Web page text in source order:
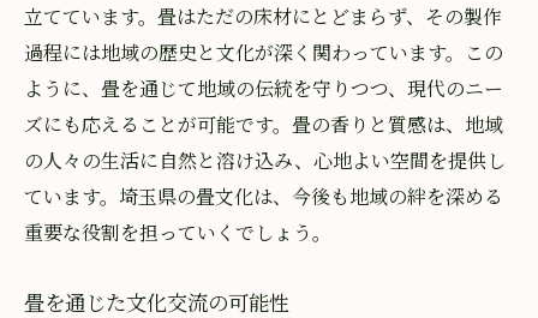
立てています。畳はただの床材にとどまらず、その製作
過程には地域の歴史と文化が深く関わっています。この
ように、畳を通じて地域の伝統を守りつつ、現代のニー
ズにも応えることが可能です。畳の香りと質感は、地域
の人々の生活に自然と溶け込み、心地よい空間を提供し
ています。埼玉県の畳文化は、今後も地域の絆を深める
重要な役割を担っていくでしょう。
畳を通じた文化交流の可能性